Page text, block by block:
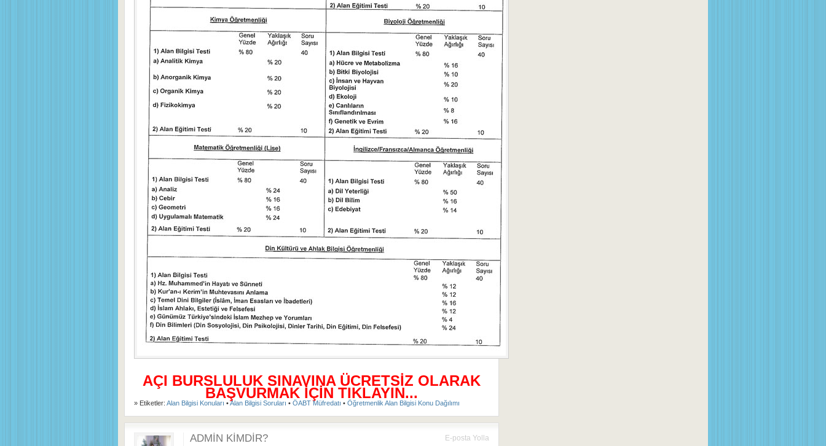
AÇI BURSLULUK SINAVINA ÜCRETSİZ OLARAK
BAŞVURMAK İÇİN TIKLAYIN...
» Etiketler: Alan Bilgisi Konuları •Alan Bilgisi Soruları • ÖABT Müfredatı • Öğretmenlik Alan Bilgisi Konu Dağılımı
ADMIN KIMDIR? E-posta Yolla